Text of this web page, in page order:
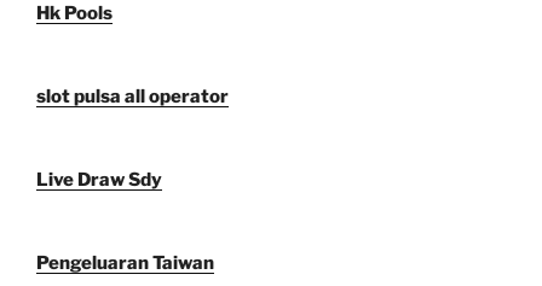
Hk Pools
slot pulsa all operator
Live Draw Sdy
Pengeluaran Taiwan